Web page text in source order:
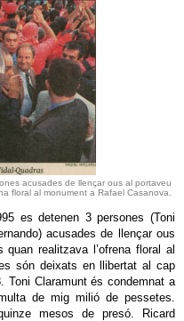
acusades de llençar ous al portaveu
floral al monument a Rafael Casanova.
es detenen 3 persones (Toni
acusades de llençar ous
realitzava l’ofrena floral al
són deixats en llibertat al cap
Toni Claramunt és condemnat a
de mig milió de pessetes.
mesos de presó. Ricard